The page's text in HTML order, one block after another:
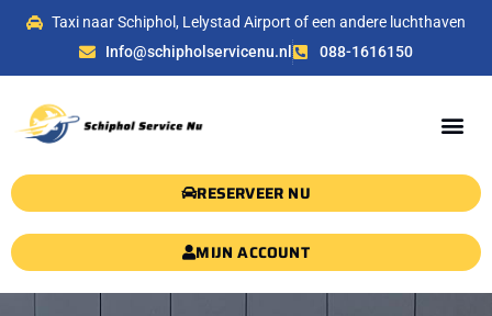
Taxi naar Schiphol, Lelystad Airport of een andere luchthaven
Info@schipholservicenu.nl
088-1616150
RESERVEER NU
MIJN ACCOUNT